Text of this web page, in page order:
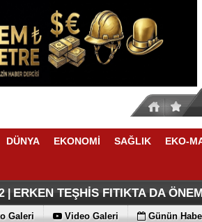
DÜNYA EKONOMİ SAĞLIK EKO-
|KLASİK MÜZİK YAYINCILIĞINDA
|DÜZENLEMEYİ
| ERKEN TEŞHİS FITIKTA DA
|KAYIP RAKAMLARI BİLE
|EN İYİLER DEĞİL EN UYGUNLAR
|KOÇ GİBİ YATIRIM YAPTILAR
|DÖRT ŞİRKET DAHA!!!
|FUJİTSU'DAN YENİ RENK
Galeri Video Galeri Günün